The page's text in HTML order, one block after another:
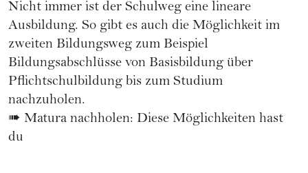
Nicht immer ist der Schulweg eine lineare
Ausbildung. So gibt es auch die Möglichkeit im
zweiten Bildungsweg zum Beispiel
Bildungsabschlüsse von Basisbildung über
Pflichtschulbildung bis zum Studium
nachzuholen.
➠ Matura nachholen: Diese Möglichkeiten hast
du